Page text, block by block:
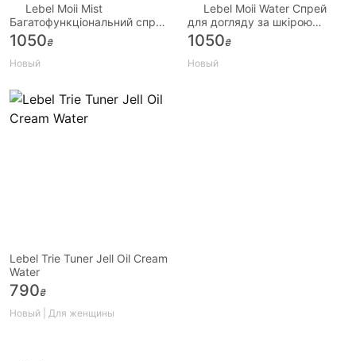
Lebel Moii Mist
Багатофункціональний спрей
для відновлення та надання
обєм
1050₴
Новый
Lebel Moii Water Спрей
для догляду за шкірою
голови
1050₴
Новый
Lebel Trie Tuner Jell Oil Cream
Water
790₴
Новый | Для женщины